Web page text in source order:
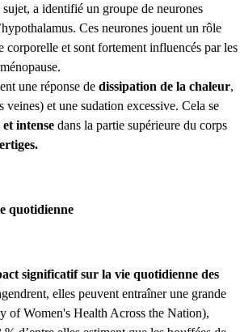
a identifié un groupe de neurones
Ces neurones jouent un rôle
corporelle et sont fortement influencés par les
une réponse de dissipation de la chaleur,
et une sudation excessive. Cela se
intense dans la partie supérieure du corps
quotidienne
significatif sur la vie quotidienne des
elles peuvent entraîner une grande
of Women's Health Across the Nation),